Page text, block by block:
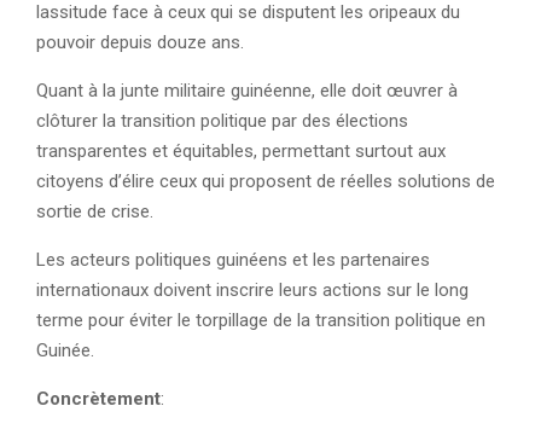
lassitude face à ceux qui se disputent les oripeaux du
pouvoir depuis douze ans.
Quant à la junte militaire guinéenne, elle doit œuvrer à
clôturer la transition politique par des élections
transparentes et équitables, permettant surtout aux
citoyens d’élire ceux qui proposent de réelles solutions de
sortie de crise.
Les acteurs politiques guinéens et les partenaires
internationaux doivent inscrire leurs actions sur le long
terme pour éviter le torpillage de la transition politique en
Guinée.
Concrètement: